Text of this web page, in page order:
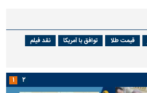
قیمت طلا توافق با آمریکا
نقد فیلم
۱ ۲